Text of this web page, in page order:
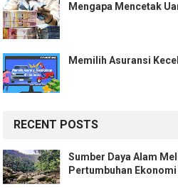
Mengapa Mencetak
Memilih Asuransi
RECENT POSTS
Sumber Daya Alam
Pertumbuhan Ekonomi